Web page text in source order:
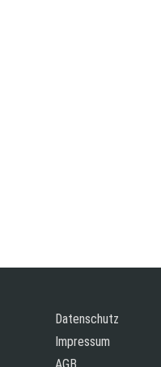
Datenschutz
Impressum
AGB